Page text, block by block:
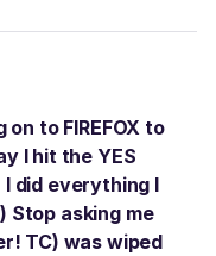
to FIREFOX to
I hit the YES
did everything I
Stop asking me
TC) was wiped